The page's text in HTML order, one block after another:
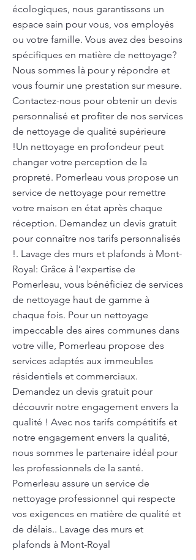
écologiques, nous garantissons un
espace sain pour vous, vos employés
ou votre famille. Vous avez des besoins
spécifiques en matière de nettoyage?
Nous sommes là pour y répondre et
vous fournir une prestation sur mesure.
Contactez-nous pour obtenir un devis
personnalisé et profiter de nos services
de nettoyage de qualité supérieure
!Un nettoyage en profondeur peut
changer votre perception de la
propreté. Pomerleau vous propose un
service de nettoyage pour remettre
votre maison en état après chaque
réception. Demandez un devis gratuit
pour connaître nos tarifs personnalisés
!. Lavage des murs et plafonds à Mont-
Royal: Grâce à l’expertise de
Pomerleau, vous bénéficiez de services
de nettoyage haut de gamme à
chaque fois. Pour un nettoyage
impeccable des aires communes dans
votre ville, Pomerleau propose des
services adaptés aux immeubles
résidentiels et commerciaux.
Demandez un devis gratuit pour
découvrir notre engagement envers la
qualité ! Avec nos tarifs compétitifs et
notre engagement envers la qualité,
nous sommes le partenaire idéal pour
les professionnels de la santé.
Pomerleau assure un service de
nettoyage professionnel qui respecte
vos exigences en matière de qualité et
de délais.. Lavage des murs et
plafonds à Mont-Royal